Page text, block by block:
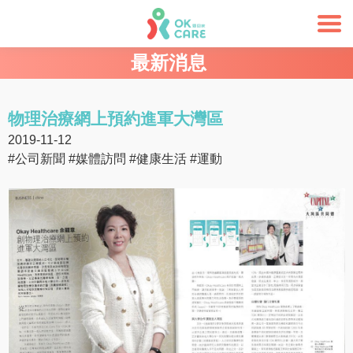
最新消息
物理治療網上預約進軍大灣區
2019-11-12
#公司新聞 #媒體訪問 #健康生活 #運動